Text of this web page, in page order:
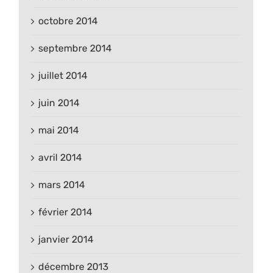
octobre 2014
septembre 2014
juillet 2014
juin 2014
mai 2014
avril 2014
mars 2014
février 2014
janvier 2014
décembre 2013